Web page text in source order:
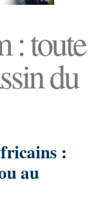
: toute
du
:
au